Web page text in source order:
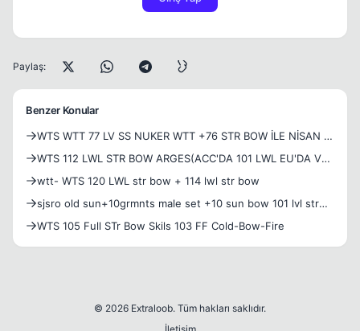
Paylaş:
Benzer Konular
WTS WTT 77 LV SS NUKER WTT +76 STR BOW İLE NİSAN 1
VİPLİ
WTS 112 LWL STR BOW ARGES(ACC'DA 101 LWL EU'DA VAR
THANATOS)
wtt- WTS 120 LWL str bow + 114 lwl str bow
sjsro old sun+10grmnts male set +10 sun bow 101 lvl str
bow
WTS 105 Full STr Bow Skils 103 FF Cold-Bow-Fire
© 2026 Extraloob. Tüm hakları saklıdır.